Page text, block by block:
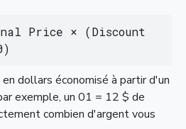
Price × (Discount
dollars économisé à partir d'un
exemple, un 01 = 12 $ de
combien d'argent vous